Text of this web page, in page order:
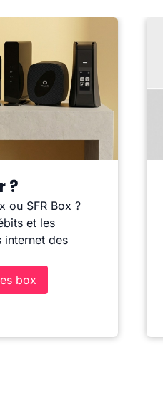
?
ou SFR Box ?
et les
internet des
box